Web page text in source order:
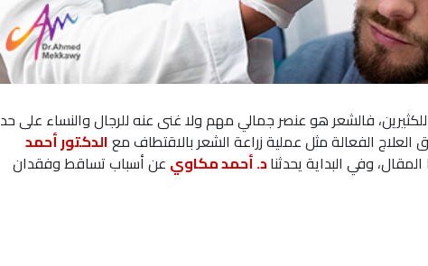
فالشعر هو عنصر جمالي مهم ولا غنى عنه للرجال والنساء على حد
الفعالة مثل عملية زراعة الشعر بالاقتطاف معالدكتور أحمد
وفي البداية يحدثناد. أحمد مكاوي عن أسباب تساقط وفقدان